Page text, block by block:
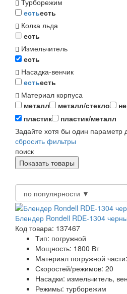
Турборежим
естьесть
Колка льда
есть
Измельчитель
есть
Насадка-венчик
естьесть
Материал корпуса
металл
металл/стекло
пластик
пластик/металл
Задайте хотя бы один параметр
сбросить фильтры
поиск
Блендер Rondell RDE-1304
Код товара: 137467
Тип: погружной
Мощность: 1800 Вт
Материал погружной части:
Скоростей/режимов: 20
Насадки: измельчитель,
Режимы: турборежим